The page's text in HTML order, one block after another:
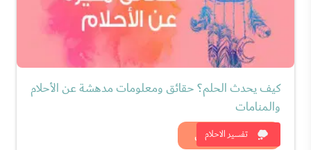
تفسير الاحلام
كيف يحدث الحلم؟ حقائق ومعلومات مدهشة عن الأحلام
والمنامات
شاهد الان